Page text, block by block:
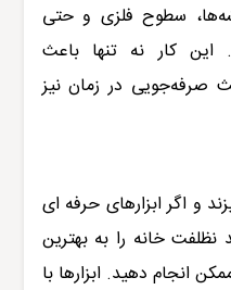
سطوح فلزی و حتی
این کار نه تنها باعث
صرفه‌جویی در زمان نیز
و اگر ابزارهای حرفه ای
نظلفت خانه را به بهترین
انجام دهید. ابزارها با